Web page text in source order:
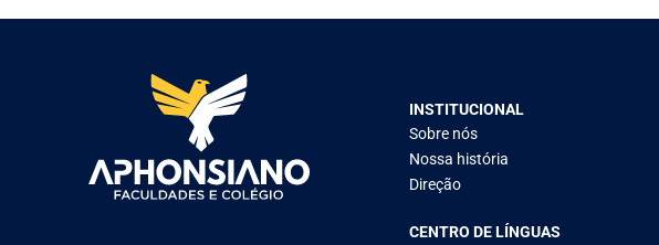
INSTITUCIONAL
Sobre nós
Nossa história
Direção
CENTRO DE LÍNGUAS